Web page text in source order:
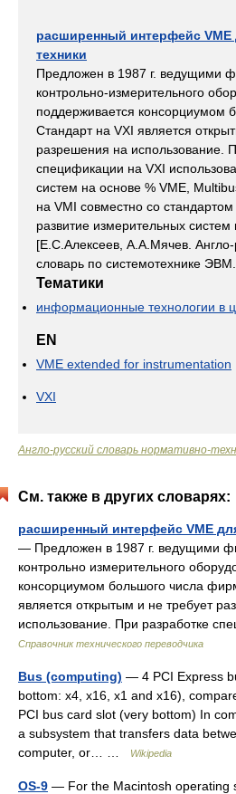
расширенный интерфейс VME
техники
Предложен в 1987 г. ведущими
контрольно-измерительного
поддерживается консорциумом
Стандарт на VXI является
разрешения на использование.
спецификации на VXI
систем на основе % VME,
на VMI совместно со
развитие измерительных
[Е.С.Алексеев, А.А.Мячев. Англо-
словарь по системотехнике
Тематики
информационные технологии в
EN
VME extended for instrumentation
VXI
Англо-русский словарь нормативно-
См. также в других словарях:
расширенный интерфейс VME
— Предложен в 1987 г. ведущими
контрольно измерительного
консорциумом большого числа
является открытым и не требует
использование. При разработке
Справочник технического переводчика
Bus (computing) — 4 PCI Express
bottom: x4, x16, x1 and x16),
PCI bus card slot (very bottom) In
a subsystem that transfers data
computer, or… …
Wikipedia
OS-9 — For the Macintosh operating